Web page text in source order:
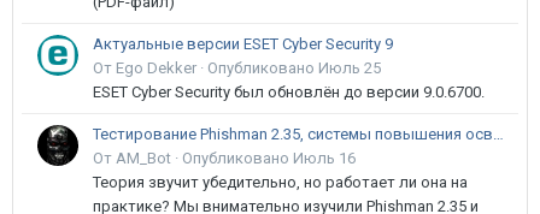
Актуальные версии ESET Cyber Security 9
От Ego Dekker · Опубликовано Июль 25
ESET Cyber Security был обновлён до версии 9.0.6700.
Тестирование Phishman 2.35, системы повышения осведомлённости пользователей в сфере ИБ
От AM_Bot · Опубликовано Июль 16
Теория звучит убедительно, но работает ли она на
практике? Мы внимательно изучили Phishman 2.35 и